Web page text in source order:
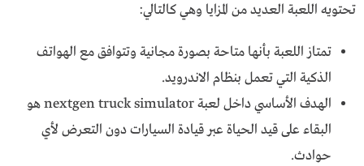
تحتويه اللعبة العديد من المزايا وهي كالتالي:
تمتاز اللعبة بأنها متاحة بصورة مجانية وتتوافق مع الهواتف
الذكية التي تعمل بنظام الاندرويد.
الهدف الأساسي داخل لعبة nextgen truck simulator هو
البقاء على قيد الحياة عبر قيادة السيارات دون التعرض لأي
حوادث.